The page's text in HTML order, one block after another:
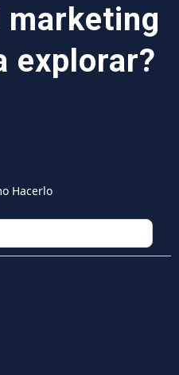
marketing
explorar?
Hacerlo